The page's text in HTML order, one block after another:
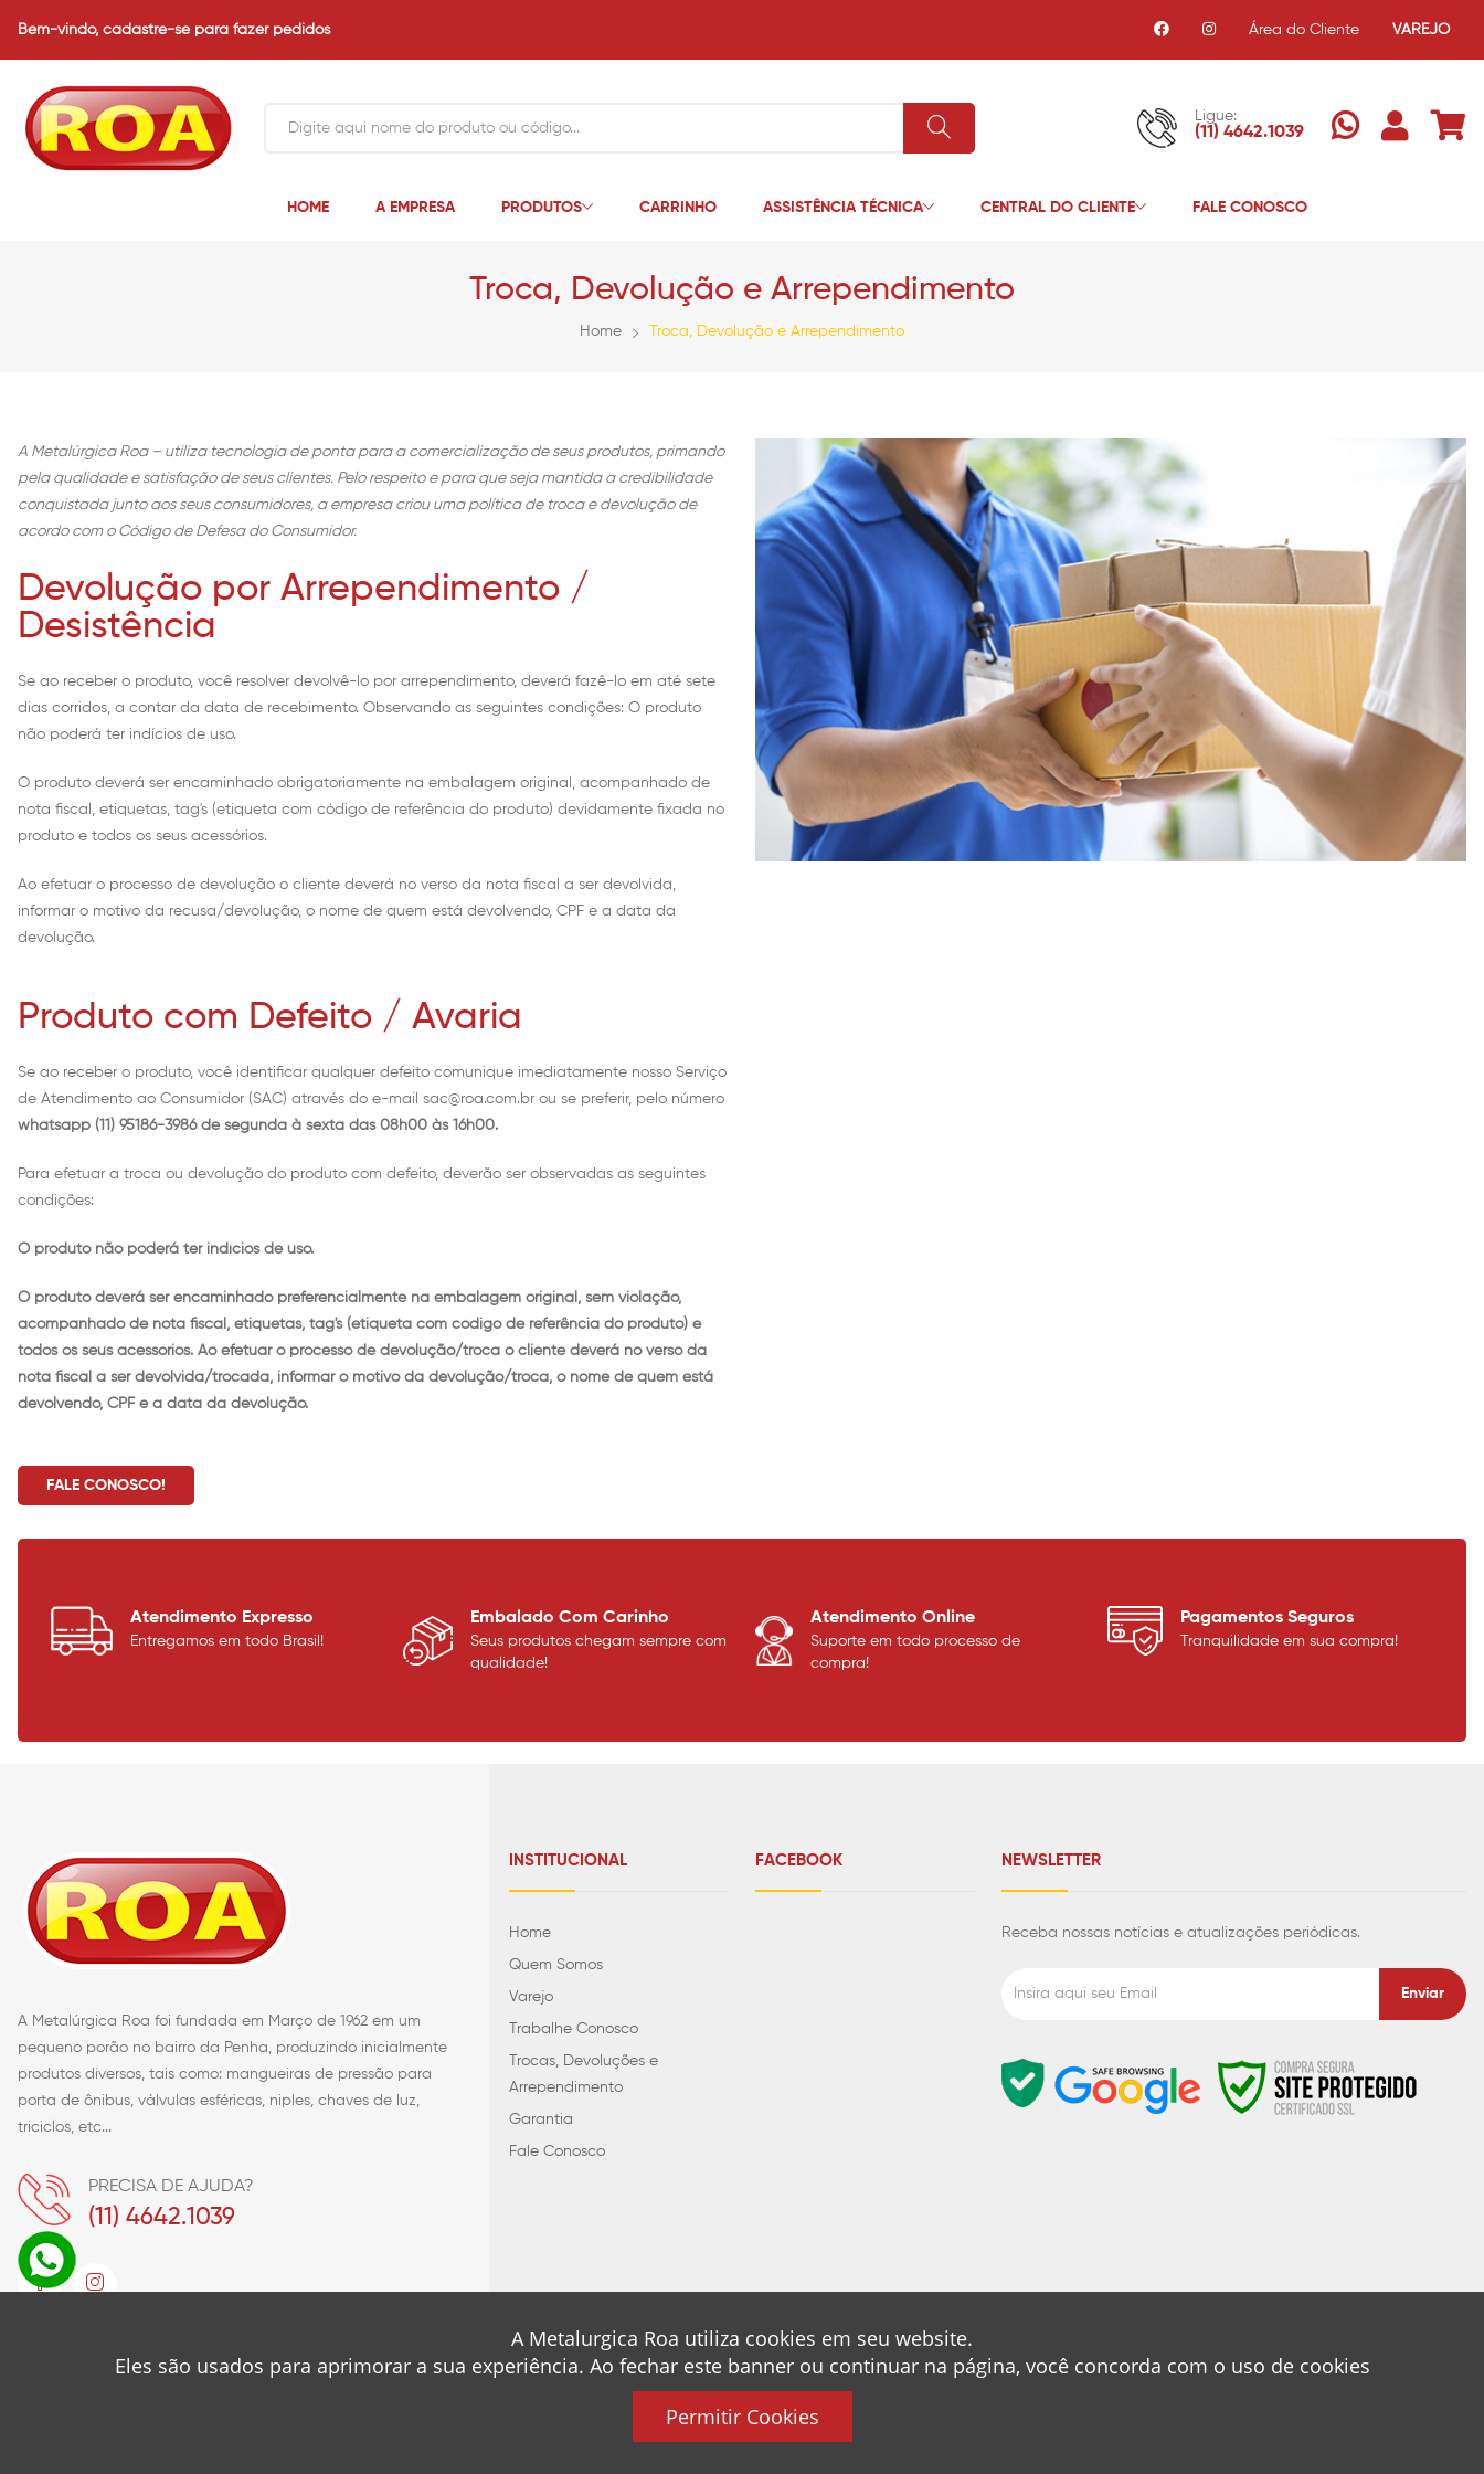
Bem-vindo, cadastre-se para fazer pedidos Área do Cliente VAREJO
Ligue:
(11) 4642.1039
HOME A EMPRESA PRODUTOS CARRINHO ASSISTÊNCIA TÉCNICA CENTRAL DO CLIENTE FALE CONOSCO
Troca, Devolução e Arrependimento
Home Troca, Devolução e Arrependimento
A Metalúrgica Roa – utiliza tecnologia de ponta para a comercialização de seus produtos, primando
pela qualidade e satisfação de seus clientes. Pelo respeito e para que seja mantida a credibilidade
conquistada junto aos seus consumidores, a empresa criou uma política de troca e devolução de
acordo com o Código de Defesa do Consumidor.
Devolução por Arrependimento /
Desistência
Se ao receber o produto, você resolver devolvê-lo por arrependimento, deverá fazê-lo em até sete
dias corridos, a contar da data de recebimento. Observando as seguintes condições: O produto
não poderá ter indícios de uso.
O produto deverá ser encaminhado obrigatoriamente na embalagem original, acompanhado de
nota fiscal, etiquetas, tag's (etiqueta com código de referência do produto) devidamente fixada no
produto e todos os seus acessórios.
Ao efetuar o processo de devolução o cliente deverá no verso da nota fiscal a ser devolvida,
informar o motivo da recusa/devolução, o nome de quem está devolvendo, CPF e a data da
devolução.
Produto com Defeito / Avaria
Se ao receber o produto, você identificar qualquer defeito comunique imediatamente nosso Serviço
de Atendimento ao Consumidor (SAC) através do e-mail sac@roa.com.br ou se preferir, pelo número
whatsapp (11) 95186-3986 de segunda à sexta das 08h00 às 16h00.
Para efetuar a troca ou devolução do produto com defeito, deverão ser observadas as seguintes
condições:
O produto não poderá ter indícios de uso.
O produto deverá ser encaminhado preferencialmente na embalagem original, sem violação,
acompanhado de nota fiscal, etiquetas, tag's (etiqueta com código de referência do produto) e
todos os seus acessórios. Ao efetuar o processo de devolução/troca o cliente deverá no verso da
nota fiscal a ser devolvida/trocada, informar o motivo da devolução/troca, o nome de quem está
devolvendo, CPF e a data da devolução.
FALE CONOSCO!
Atendimento Expresso
Entregamos em todo Brasil!
Embalado Com Carinho
Seus produtos chegam sempre com
qualidade!
Atendimento Online
Suporte em todo processo de
compra!
Pagamentos Seguros
Tranquilidade em sua compra!
A Metalúrgica Roa foi fundada em Março de 1962 em um
pequeno porão no bairro da Penha, produzindo inicialmente
produtos diversos, tais como: mangueiras de pressão para
porta de ônibus, válvulas esféricas, niples, chaves de luz,
triciclos, etc...
PRECISA DE AJUDA?
(11) 4642.1039
INSTITUCIONAL
Home
Quem Somos
Varejo
Trabalhe Conosco
Trocas, Devoluções e
Arrependimento
Garantia
Fale Conosco
FACEBOOK NEWSLETTER
Receba nossas notícias e atualizações periódicas.
Enviar
A Metalurgica Roa utiliza cookies em seu website.
Eles são usados para aprimorar a sua experiência. Ao fechar este banner ou continuar na página, você concorda com o uso de cookies
Permitir Cookies